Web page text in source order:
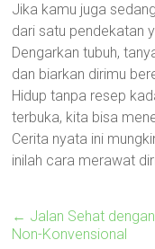
Jika kamu juga
dari satu pendekatan
Dengarkan tubuh,
dan biarkan dirimu
Hidup tanpa resep
terbuka, kita bisa
Cerita nyata ini
inilah cara merawat
← Jalan Sehat
Non-Konvensional